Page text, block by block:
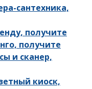
сантехника,
получите
получите
и сканер,
киоск,